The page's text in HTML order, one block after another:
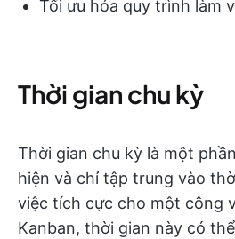
Tối ưu hóa quy trình làm
Thời gian chu kỳ
Thời gian chu kỳ là một
hiện và chỉ tập trung vào
việc tích cực cho một công
Kanban, thời gian này có